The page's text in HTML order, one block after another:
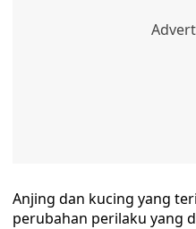
Anjing dan kucing yang
perubahan perilaku yang